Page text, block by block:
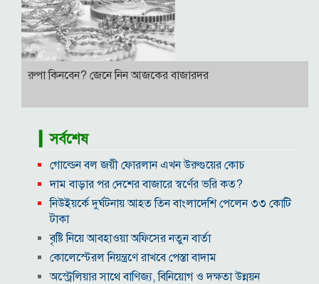
রুপা কিনবেন? জেনে নিন আজকের বাজারদর
▎সর্বশেষ
গোল্ডেন বল জয়ী ফোরলান এখন উরুগুয়ের কোচ
দাম বাড়ার পর দেশের বাজারে স্বর্ণের ভরি কত?
নিউইয়র্কে দুর্ঘটনায় আহত তিন বাংলাদেশি পেলেন ৩৩ কোটি
টাকা
বৃষ্টি নিয়ে আবহাওয়া অফিসের নতুন বার্তা
কোলেস্টেরল নিয়ন্ত্রণে রাখবে পেস্তা বাদাম
অস্ট্রেলিয়ার সাথে বাণিজ্য, বিনিয়োগ ও দক্ষতা উন্নয়ন